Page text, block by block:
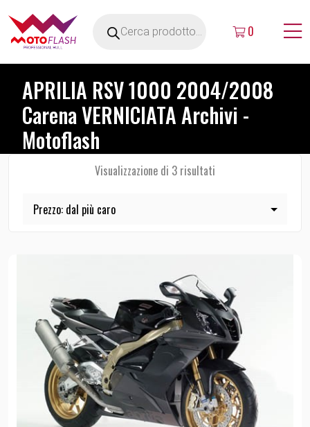
0
APRILIA RSV 1000 2004/2008
Carena VERNICIATA Archivi -
Motoflash
Visualizzazione di 3 risultati